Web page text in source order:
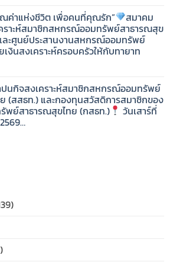
สุข
สุข
ม
ค่าแห่งชีวิต เพื่อคนที่คุณรัก” สมาคม
าะห์สมาชิกสหกรณ์ออมทรัพย์สาธารณสุข
ละศูนย์ประสานงานสหกรณ์ออมทรัพย์
งินสงเคราะห์ครอบครัวให้กับทายาท
ห์
ข
นกิจสงเคราะห์สมาชิกสหกรณ์ออมทรัพย์
(สสธท.) และกองทุนสวัสดิการสมาชิกของ
ย์สาธารณสุขไทย (กสธท.) วันเสาร์ที่
ข